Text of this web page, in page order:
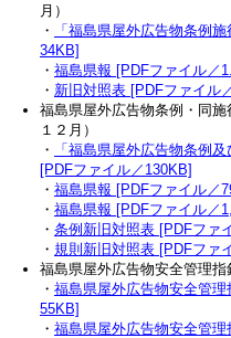
月）
​​・
「福島県屋外広告物条例
34KB]
・ 福島県報 [PDFファイル／
・ 新旧対照表 [PDFファイル
福島県屋外広告物条例・同
１２月）
​​・
「福島県屋外広告物条例
[PDFファイル／130KB]
・ 福島県報 [PDFファイル／
・ 福島県報 [PDFファイル／
・ 条例新旧対照表 [PDFファ
・ 規則新旧対照表 [PDFファ
福島県屋外広告物安全管理指
・ 福島県屋外広告物安全管
55KB]
・ 福島県屋外広告物安全管